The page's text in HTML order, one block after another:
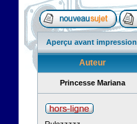
Aperçu avant impression
Auteur
Princesse Mariana